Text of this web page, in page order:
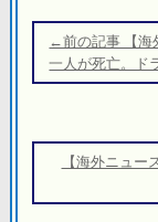
稿
ナ
ー
←前の記事 【海
一人が死亡。ド
【海外ニュ